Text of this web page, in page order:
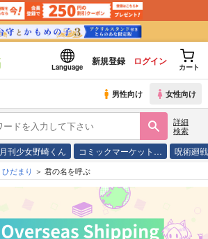
Language
新規登録 ログイン
カート
男性向け 女性向け
詳細
検索
月刊少女野崎くん コミックマーケット… 呪術廻戦
ひだまり 君の名を呼ぶ